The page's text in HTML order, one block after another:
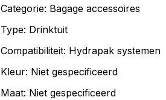
Categorie: Bagage accessoires
Type: Drinktuit
Compatibiliteit: Hydrapak systemen
Kleur: Niet gespecificeerd
Maat: Niet gespecificeerd